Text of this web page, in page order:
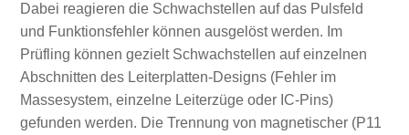
Dabei reagieren die Schwachstellen auf das Pulsfeld
und Funktionsfehler können ausgelöst werden. Im
Prüfling können gezielt Schwachstellen auf einzelnen
Abschnitten des Leiterplatten-Designs (Fehler im
Massesystem, einzelne Leiterzüge oder IC-Pins)
gefunden werden. Die Trennung von magnetischer (P11